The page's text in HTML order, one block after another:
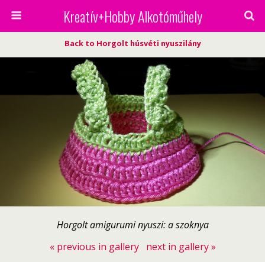
Kreatív+Hobby Alkotóműhely
Back to Horgolt húsvéti nyuszilány
Horgolt amigurumi nyuszi: a szoknya
« previous in gallery
next in gallery »